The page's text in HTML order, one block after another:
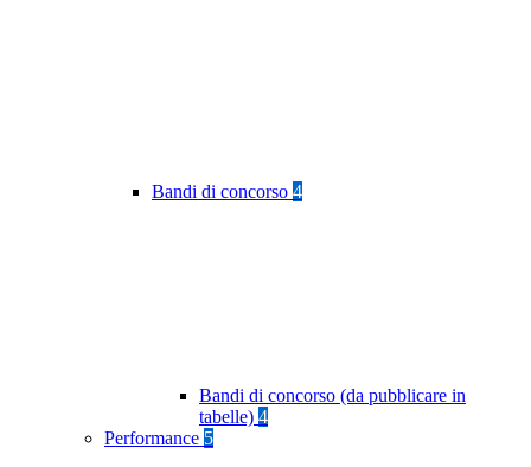
Bandi di concorso 4
Bandi di concorso (da pubblicare in
tabelle) 4
Performance 5